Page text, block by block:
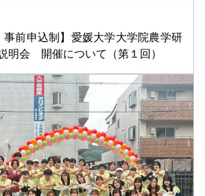
事前申込制】愛媛大学大学院農学研
明会 開催について（第１回）